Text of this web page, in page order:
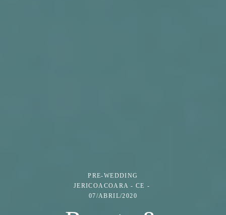
PRE-WEDDING
JERICOACOARA - CE
07/ABRIL/2020